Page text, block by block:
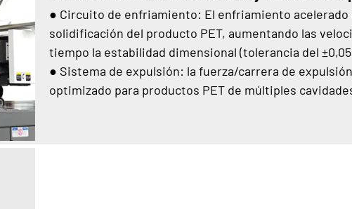
● Circuito de enfriamiento: El enfriamiento
solidificación del producto PET, aumentando las
tiempo la estabilidad dimensional (tolerancia del
● Sistema de expulsión: la fuerza/carrera de
optimizado para productos PET de múltiples